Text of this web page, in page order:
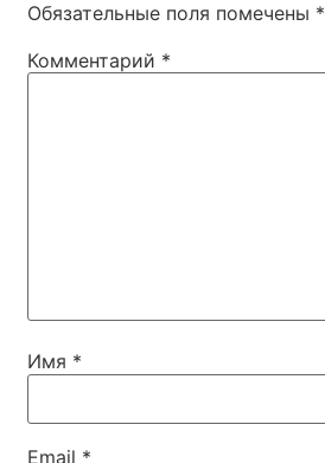
Обязательные поля помечены *
Комментарий *
Имя *
Email *